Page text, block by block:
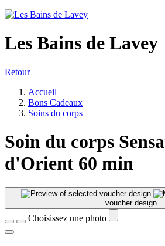
Les Bains de Lavey
Retour
Accueil
Bons Cadeaux
Soins du corps
Soin du corps
d'Orient 60 min
voucher design
Choisissez une photo